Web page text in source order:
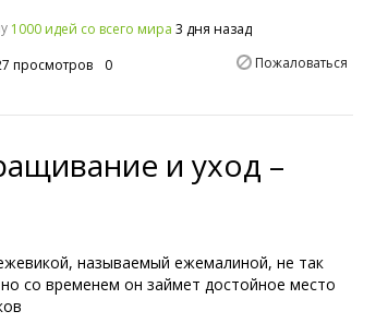
1000 идей со всего мира 3 дня назад
Пожаловаться
просмотров 0
и уход –
называемый ежемалиной, не так
со временем он займет достойное место